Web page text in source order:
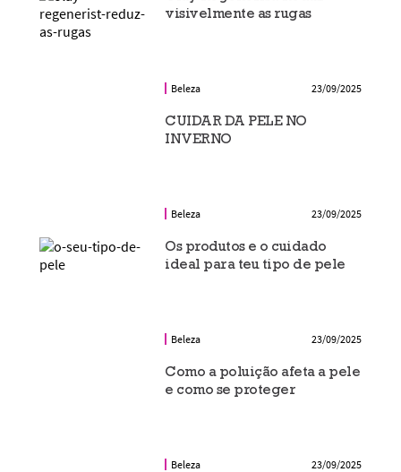
visivelmente as rugas
Beleza 23/09/2025
CUIDAR DA PELE NO
INVERNO
Beleza 23/09/2025
Os produtos e o cuidado
ideal para teu tipo de pele
Beleza 23/09/2025
Como a poluição afeta a pele
e como se proteger
Beleza 23/09/2025